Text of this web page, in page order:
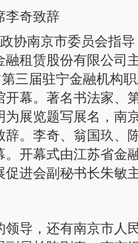
李奇致辞
南京市委员会指导
融租赁股份有限公司
三届驻宁金融机构
开幕。著名书法家、
为展览题写展名，南
辞。李奇、翁国玖、
。开幕式由江苏省金
促进会副秘书长朱敏
导，还有南京市人